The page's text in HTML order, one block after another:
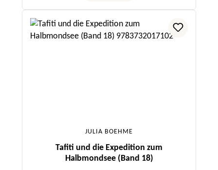
JULIA BOEHME
Tafiti und die Expedition zum
Halbmondsee (Band 18)